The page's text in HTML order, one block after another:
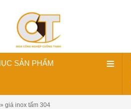
SẢN PHẨM
» giá inox tấm 304